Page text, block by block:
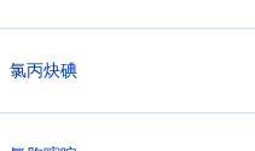
氯丙炔碘